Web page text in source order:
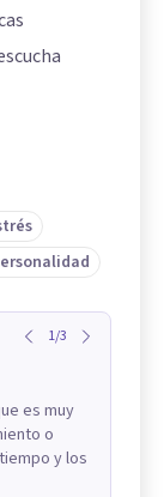
1/3
es muy
o
y los